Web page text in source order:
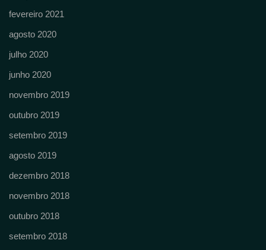
fevereiro 2021
agosto 2020
julho 2020
junho 2020
novembro 2019
outubro 2019
setembro 2019
agosto 2019
dezembro 2018
novembro 2018
outubro 2018
setembro 2018